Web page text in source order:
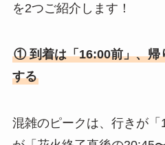
を2つご紹介します！
① 到着は「16:00前」、帰
する
混雑のピークは、行きが「